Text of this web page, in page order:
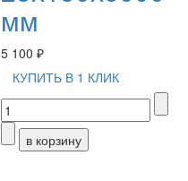
мм
5 100 ₽
КУПИТЬ В 1 КЛИК